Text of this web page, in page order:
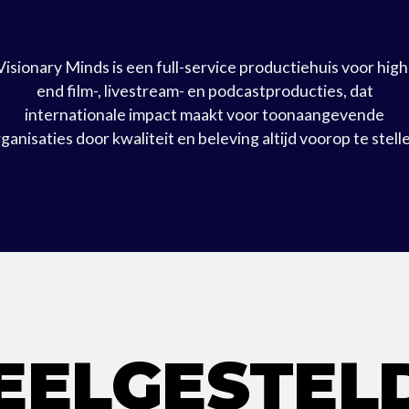
Minds is een full-service productiehuis voor
end film-, livestream- en podcastproducties, dat
internationale impact maakt voor toonaangevende
door kwaliteit en beleving altijd voorop te